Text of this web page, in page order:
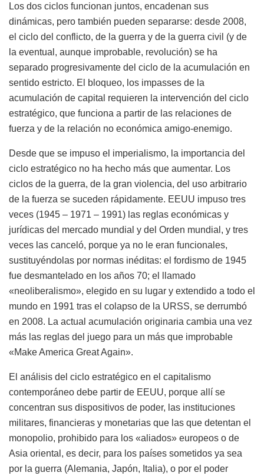
Los dos ciclos funcionan juntos, encadenan sus
dinámicas, pero también pueden separarse: desde 2008,
el ciclo del conflicto, de la guerra y de la guerra civil (y de
la eventual, aunque improbable, revolución) se ha
separado progresivamente del ciclo de la acumulación en
sentido estricto. El bloqueo, los impasses de la
acumulación de capital requieren la intervención del ciclo
estratégico, que funciona a partir de las relaciones de
fuerza y de la relación no económica amigo-enemigo.
Desde que se impuso el imperialismo, la importancia del
ciclo estratégico no ha hecho más que aumentar. Los
ciclos de la guerra, de la gran violencia, del uso arbitrario
de la fuerza se suceden rápidamente. EEUU impuso tres
veces (1945 – 1971 – 1991) las reglas económicas y
jurídicas del mercado mundial y del Orden mundial, y tres
veces las canceló, porque ya no le eran funcionales,
sustituyéndolas por normas inéditas: el fordismo de 1945
fue desmantelado en los años 70; el llamado
«neoliberalismo», elegido en su lugar y extendido a todo el
mundo en 1991 tras el colapso de la URSS, se derrumbó
en 2008. La actual acumulación originaria cambia una vez
más las reglas del juego para un más que improbable
«Make America Great Again».
El análisis del ciclo estratégico en el capitalismo
contemporáneo debe partir de EEUU, porque allí se
concentran sus dispositivos de poder, las instituciones
militares, financieras y monetarias que las que detentan el
monopolio, prohibido para los «aliados» europeos o de
Asia oriental, es decir, para los países sometidos ya sea
por la guerra (Alemania, Japón, Italia), o por el poder